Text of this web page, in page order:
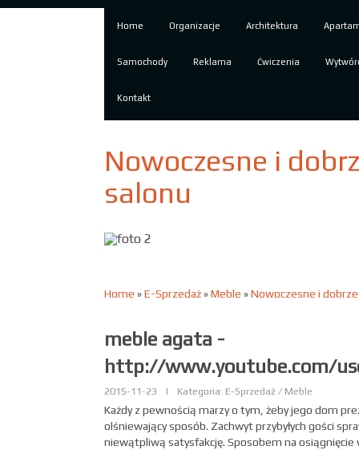
Home Organizacje Architektura
Samochody Reklama Ćwiczenia
Kontakt
Nowoczesne i
salonu
Home »E-Sprzedaż»Meble »Nowoczesne i
meble agata -
http://www.youtube.com/
2015-11-23 | Kategoria: E-Sprzedaż / Meble
Każdy z pewnością marzy o tym, żeby jego dom
olśniewający sposób. Zachwyt przybyłych gości
niewątpliwą satysfakcję. Sposobem na osiągnięcie